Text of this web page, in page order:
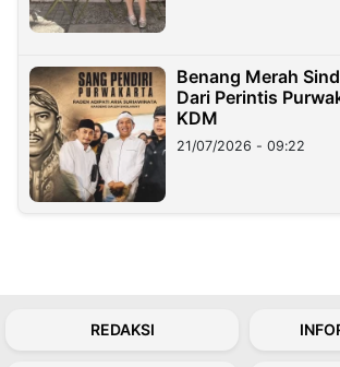
Benang Merah
Dari Perintis
KDM
21/07/2026 - 09:22
REDAKSI